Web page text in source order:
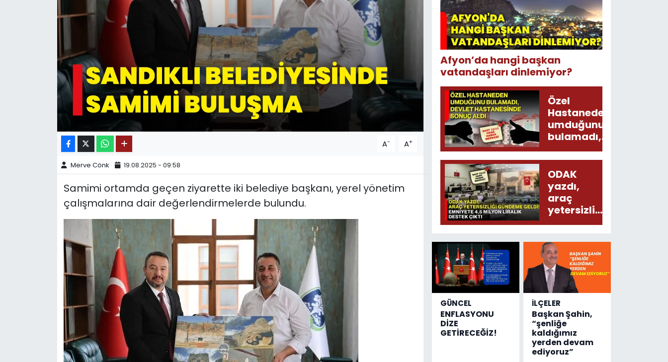
A- A+
Merve Cönk 19.08.2025 - 09:58
Samimi ortamda geçen ziyarette iki belediye başkanı, yerel yönetim
çalışmalarına dair değerlendirmelerde bulundu.
Afyon’da hangi başkan
vatandaşları dinlemiyor?
Özel
Hastaneden
umduğunu
bulamadı,
Devlet
Hastanesinde
sonuç aldı
ODAK
yazdı,
araç
yetersizliği
gündeme
Emniyete
4,5 milyon
liralık
destek
çıktı
GÜNCEL
ENFLASYONU
DİZE
GETİRECEĞİZ!
İLÇELER
Başkan Şahin,
“şenliğe
kaldığımız
yerden devam
ediyoruz”
11:11 MANŞET